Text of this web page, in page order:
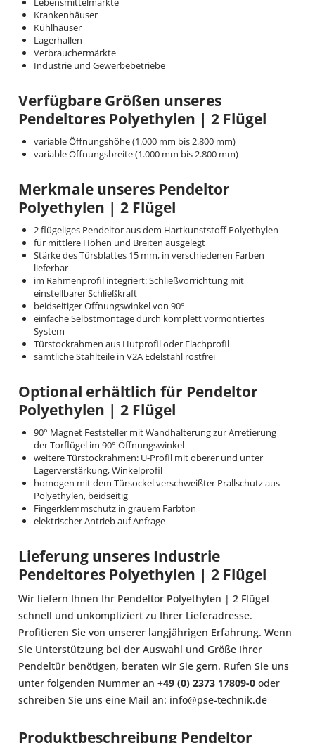
Krankenhäuser
Kühlhäuser
Lagerhallen
Verbrauchermärkte
Industrie und Gewerbebetriebe
Verfügbare Größen unseres
Pendeltores Polyethylen | 2 Flügel
variable Öffnungshöhe (1.000 mm bis 2.800 mm)
variable Öffnungsbreite (1.000 mm bis 2.800 mm)
Merkmale unseres Pendeltor
Polyethylen | 2 Flügel
2 flügeliges Pendeltor aus dem Hartkunststoff Polyethylen
für mittlere Höhen und Breiten ausgelegt
Stärke des Türsblattes 15 mm, in verschiedenen Farben
lieferbar
im Rahmenprofil integriert: Schließvorrichtung mit
einstellbarer Schließkraft
beidseitiger Öffnungswinkel von 90°
einfache Selbstmontage durch komplett vormontiertes
System
Türstockrahmen aus Hutprofil oder Flachprofil
sämtliche Stahlteile in V2A Edelstahl rostfrei
Optional erhältlich für Pendeltor
Polyethylen | 2 Flügel
90° Magnet Feststeller mit Wandhalterung zur Arretierung
der Torflügel im 90° Öffnungswinkel
weitere Türstockrahmen: U-Profil mit oberer und unter
Lagerverstärkung, Winkelprofil
homogen mit dem Türsockel verschweißter Prallschutz aus
Polyethylen, beidseitig
Fingerklemmschutz in grauem Farbton
elektrischer Antrieb auf Anfrage
Lieferung unseres Industrie
Pendeltores Polyethylen | 2 Flügel
Wir liefern Ihnen Ihr Pendeltor Polyethylen | 2 Flügel
schnell und unkompliziert zu Ihrer Lieferadresse.
Profitieren Sie von unserer langjährigen Erfahrung. Wenn
Sie Unterstützung bei der Auswahl und Größe Ihrer
Pendeltür benötigen, beraten wir Sie gern. Rufen Sie uns
unter folgenden Nummer an +49 (0) 2373 17809-0 oder
schreiben Sie uns eine Mail an: info@pse-technik.de
Produktbeschreibung Pendeltor